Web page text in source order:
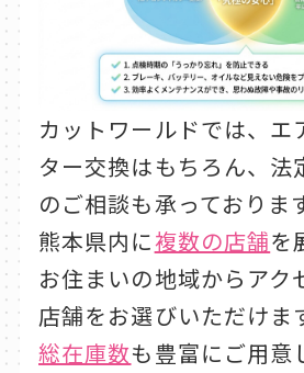
カットワールドでは、エ
ター交換はもちろん、法
のご相談も承っております
熊本県内に複数の店舗を
お住まいの地域からアク
店舗をお選びいただけま
総在庫数も豊富にご用意